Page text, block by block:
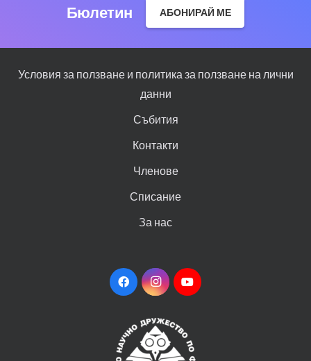
Бюлетин АБОНИРАЙ МЕ
Условия за ползване и политика за ползване на лични
данни
Събития
Контакти
Членове
Списание
За нас